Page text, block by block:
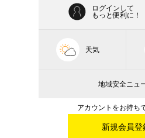
ログインして
もっと便利に！
天気
地域安全ニュ
アカウントをお持ち
新規会員登